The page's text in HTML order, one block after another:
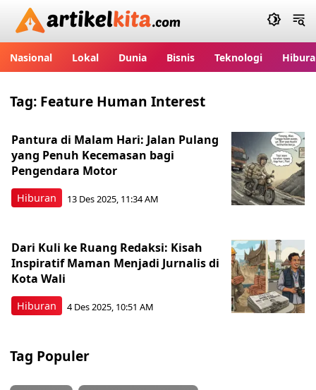
Artikelkita.com
Nasional Lokal Dunia Bisnis Teknologi
Tag: Feature Human Interest
Hiburan
Pantura di Malam Hari: Jalan Pulang
yang Penuh Kecemasan bagi
Pengendara Motor
13 Des 2025, 11:34 AM
Hiburan
Dari Kuli ke Ruang Redaksi: Kisah
Inspiratif Maman Menjadi Jurnalis di
Kota Wali
4 Des 2025, 10:51 AM
Tag Populer